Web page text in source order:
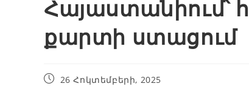
Հայաստանիում՝
քարտի ստացում
26 Հոկտեմբերի, 2025